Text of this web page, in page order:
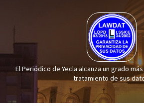
El Periódico de Yecla alcanza un grado
tratamiento de sus